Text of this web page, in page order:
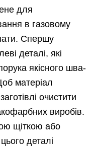
для
в газовому
Спершу
деталі, які
якісного шва-
матеріал
очистити
виробів.
щіткою або
деталі